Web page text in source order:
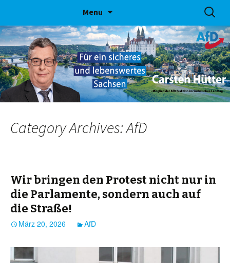
Menu
content
Suchen
nach:
Category Archives: AfD
Wir bringen den Protest nicht nur in
die Parlamente, sondern auch auf
die Straße!
März 20, 2026 AfD